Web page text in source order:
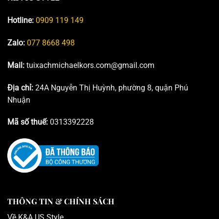
Hotline: 0909 119 149
Zalo: 077 8668 498
Mail: tuixachmichaelkors.com@gmail.com
Địa chỉ: 24A Nguyễn Thị Huỳnh, phường 8, quận Phú
Nhuận
Mã số thuế: 0313392228
THÔNG TIN & CHÍNH SÁCH
Về K&A US Style